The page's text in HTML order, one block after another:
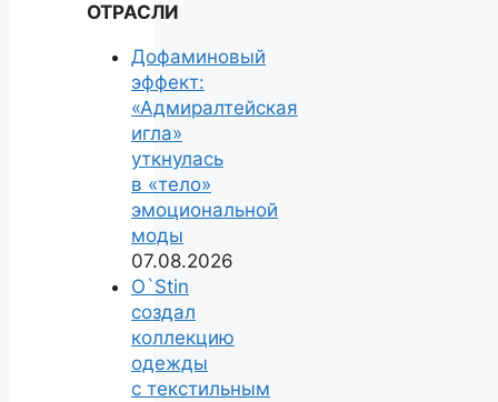
ОТРАСЛИ
Дофаминовый
эффект:
«Адмиралтейская
игла»
уткнулась
в «тело»
эмоциональной
моды
07.08.2026
O`Stin
создал
коллекцию
одежды
с текстильным